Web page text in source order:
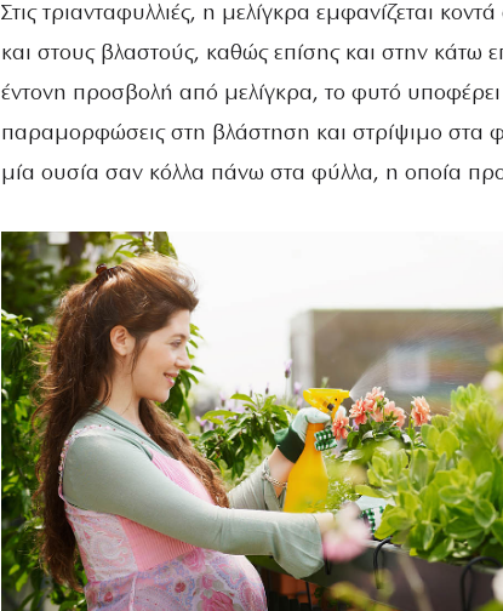
Στις τριανταφυλλιές, η μελίγκρα εμφανίζεται
και στους βλαστούς, καθώς επίσης και στην κάτω
έντονη προσβολή από μελίγκρα, το φυτό
παραμορφώσεις στη βλάστηση και στρίψιμο στα
μία ουσία σαν κόλλα πάνω στα φύλλα, η οποία